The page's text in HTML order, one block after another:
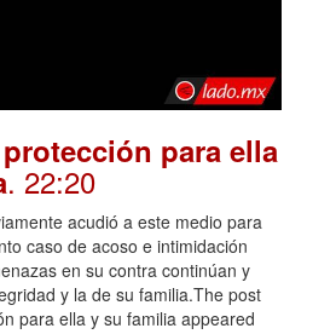
para ella
. 22:20
acudió a este medio para
caso de acoso e intimidación
en su contra continúan y
y la de su familia.The post
para ella y su familia appeared